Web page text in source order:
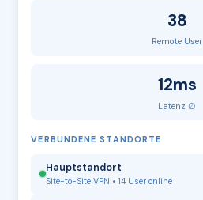
38
Remote User
12ms
Latenz ∅
VERBUNDENE STANDORTE
Hauptstandort
Site-to-Site VPN • 14 User online